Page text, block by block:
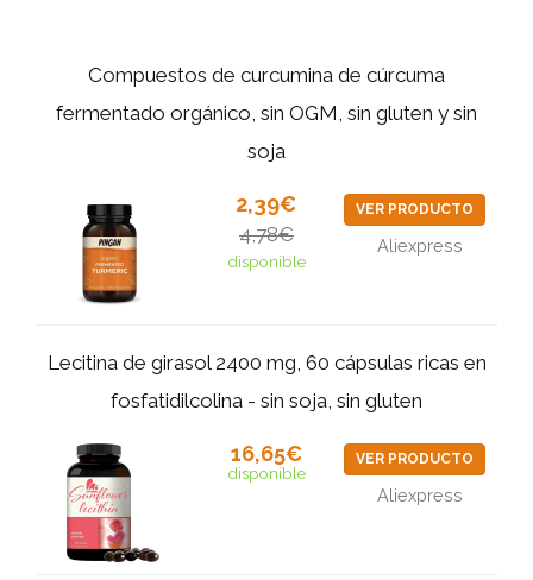
Compuestos de curcumina de cúrcuma
fermentado orgánico, sin OGM, sin gluten y sin
soja
2,39€
4,78€
disponible
VER PRODUCTO
Aliexpress
Lecitina de girasol 2400 mg, 60 cápsulas ricas en
fosfatidilcolina - sin soja, sin gluten
16,65€
disponible
VER PRODUCTO
Aliexpress